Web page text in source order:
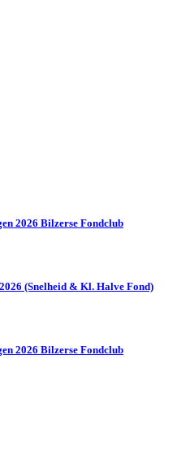
2026 Bilzerse Fondclub
(Snelheid & Kl. Halve Fond)
2026 Bilzerse Fondclub